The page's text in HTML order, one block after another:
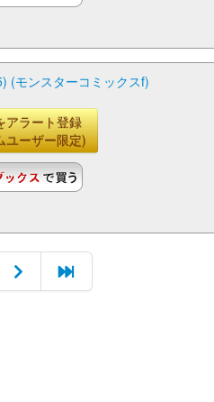
(モンスターコミックスf)
アラート登録
ユーザー限定)